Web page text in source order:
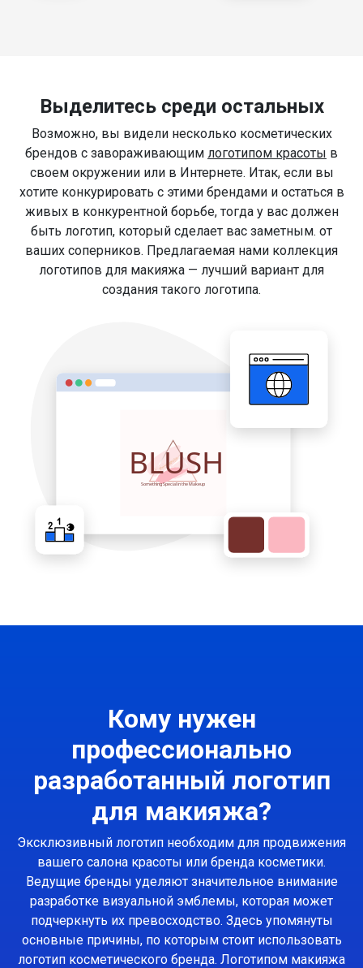
Выделитесь среди остальных
Возможно, вы видели несколько косметических
брендов с завораживающим логотипом красоты в
своем окружении или в Интернете. Итак, если вы
хотите конкурировать с этими брендами и остаться в
живых в конкурентной борьбе, тогда у вас должен
быть логотип, который сделает вас заметным. от
ваших соперников. Предлагаемая нами коллекция
логотипов для макияжа — лучший вариант для
создания такого логотипа.
Кому нужен
профессионально
разработанный логотип
для макияжа?
Эксклюзивный логотип необходим для продвижения
вашего салона красоты или бренда косметики.
Ведущие бренды уделяют значительное внимание
разработке визуальной эмблемы, которая может
подчеркнуть их превосходство. Здесь упомянуты
основные причины, по которым стоит использовать
логотип косметического бренда. Логотипом макияжа